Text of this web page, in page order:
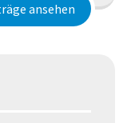
ansehen